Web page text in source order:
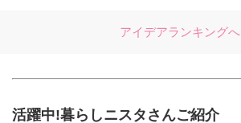
アイデアランキングへ
活躍中!暮らしニスタさんご紹介